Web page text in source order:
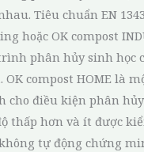
Tiêu chuẩn EN
hoặc OK compost
phân hủy sinh học
OK compost HOME là
cho điều kiện phân
thấp hơn và ít được
tự động chứng